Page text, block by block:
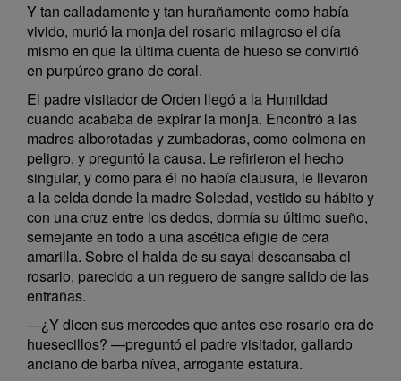
Y tan calladamente y tan hurañamente como había
vivido, murió la monja del rosario milagroso el día
mismo en que la última cuenta de hueso se convirtió
en purpúreo grano de coral.
El padre visitador de Orden llegó a la Humildad
cuando acababa de expirar la monja. Encontró a las
madres alborotadas y zumbadoras, como colmena en
peligro, y preguntó la causa. Le refirieron el hecho
singular, y como para él no había clausura, le llevaron
a la celda donde la madre Soledad, vestido su hábito y
con una cruz entre los dedos, dormía su último sueño,
semejante en todo a una ascética efigie de cera
amarilla. Sobre el halda de su sayal descansaba el
rosario, parecido a un reguero de sangre salido de las
entrañas.
—¿Y dicen sus mercedes que antes ese rosario era de
huesecillos? —preguntó el padre visitador, gallardo
anciano de barba nívea, arrogante estatura.